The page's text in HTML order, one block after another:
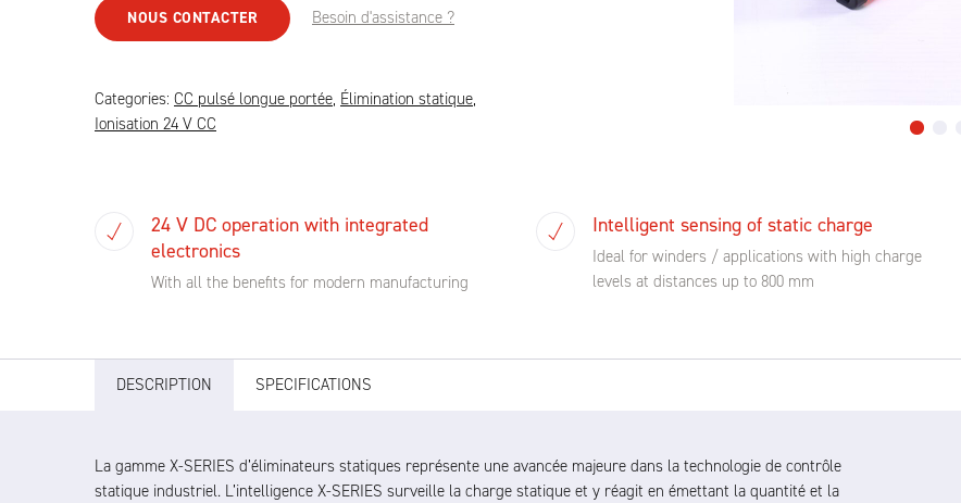
NOUS CONTACTER Besoin d'assistance ?
Categories: CC pulsé longue portée, Élimination statique,
Ionisation 24 V CC
24 V DC operation with integrated
electronics
With all the benefits for modern manufacturing
Intelligent sensing of static charge
Ideal for winders / applications with high charge
levels at distances up to 800 mm
DESCRIPTION SPECIFICATIONS
La gamme X-SERIES d’éliminateurs statiques représente une avancée majeure dans la technologie de contrôle
statique industriel. L’intelligence X-SERIES surveille la charge statique et y réagit en émettant la quantité et la